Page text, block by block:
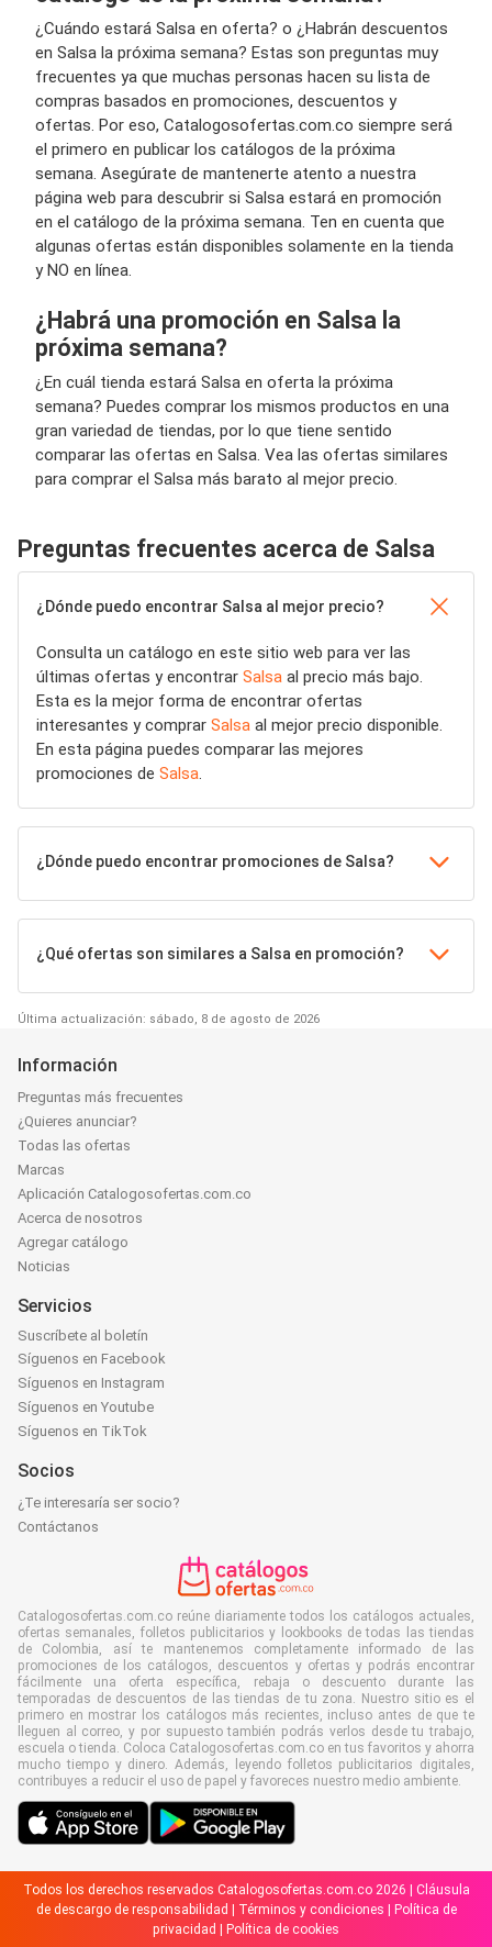
¿Cuándo estará Salsa en oferta? o ¿Habrán descuentos
en Salsa la próxima semana? Estas son preguntas muy
frecuentes ya que muchas personas hacen su lista de
compras basados en promociones, descuentos y
ofertas. Por eso, Catalogosofertas.com.co siempre será
el primero en publicar los catálogos de la próxima
semana. Asegúrate de mantenerte atento a nuestra
página web para descubrir si Salsa estará en promoción
en el catálogo de la próxima semana. Ten en cuenta que
algunas ofertas están disponibles solamente en la tienda
y NO en línea.
¿Habrá una promoción en Salsa la
próxima semana?
¿En cuál tienda estará Salsa en oferta la próxima
semana? Puedes comprar los mismos productos en una
gran variedad de tiendas, por lo que tiene sentido
comparar las ofertas en Salsa. Vea las ofertas similares
para comprar el Salsa más barato al mejor precio.
Preguntas frecuentes acerca de Salsa
¿Dónde puedo encontrar Salsa al mejor precio?
Consulta un catálogo en este sitio web para ver las
últimas ofertas y encontrar Salsa al precio más bajo.
Esta es la mejor forma de encontrar ofertas
interesantes y comprar Salsa al mejor precio disponible.
En esta página puedes comparar las mejores
promociones de Salsa
¿Dónde puedo encontrar promociones de Salsa?
¿Qué ofertas son similares a Salsa en promoción?
Última actualización: sábado, 8 de agosto de 2026
Información
Preguntas más frecuentes
¿Quieres anunciar?
Todas las ofertas
Marcas
Aplicación Catalogosofertas.com.co
Acerca de nosotros
Agregar catálogo
Noticias
Servicios
Suscríbete al boletín
Síguenos en Facebook
Síguenos en Instagram
Síguenos en Youtube
Síguenos en TikTok
Socios
¿Te interesaría ser socio?
Contáctanos
Catalogosofertas.com.co reúne diariamente todos los catálogos actuales,
ofertas semanales, folletos publicitarios y lookbooks de todas las tiendas
de Colombia, así te mantenemos completamente informado de las
promociones de los catálogos, descuentos y ofertas y podrás encontrar
fácilmente una oferta específica, rebaja o descuento durante las
temporadas de descuentos de las tiendas de tu zona. Nuestro sitio es el
primero en mostrar los catálogos más recientes, incluso antes de que te
lleguen al correo, y por supuesto también podrás verlos desde tu trabajo,
escuela o tienda. Coloca Catalogosofertas.com.co en tus favoritos y ahorra
mucho tiempo y dinero. Además, leyendo folletos publicitarios digitales,
contribuyes a reducir el uso de papel y favoreces nuestro medio ambiente.
Todos los derechos reservados Catalogosofertas.com.co 2026 | Cláusula
de descargo de responsabilidad | Términos y condiciones | Política de
privacidad | Política de cookies